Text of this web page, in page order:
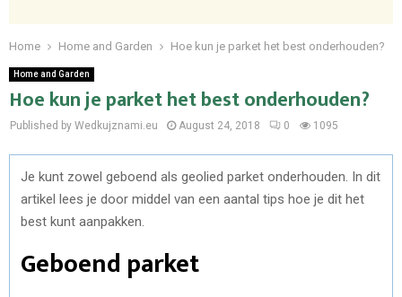
Home Home and Garden Hoe kun je parket het best onderhouden?
Home and Garden
Hoe kun je parket het best onderhouden?
Published by Wedkujznami.eu August 24, 2018 0 1095
Je kunt zowel geboend als geolied parket onderhouden. In dit
artikel lees je door middel van een aantal tips hoe je dit het
best kunt aanpakken.
Geboend parket